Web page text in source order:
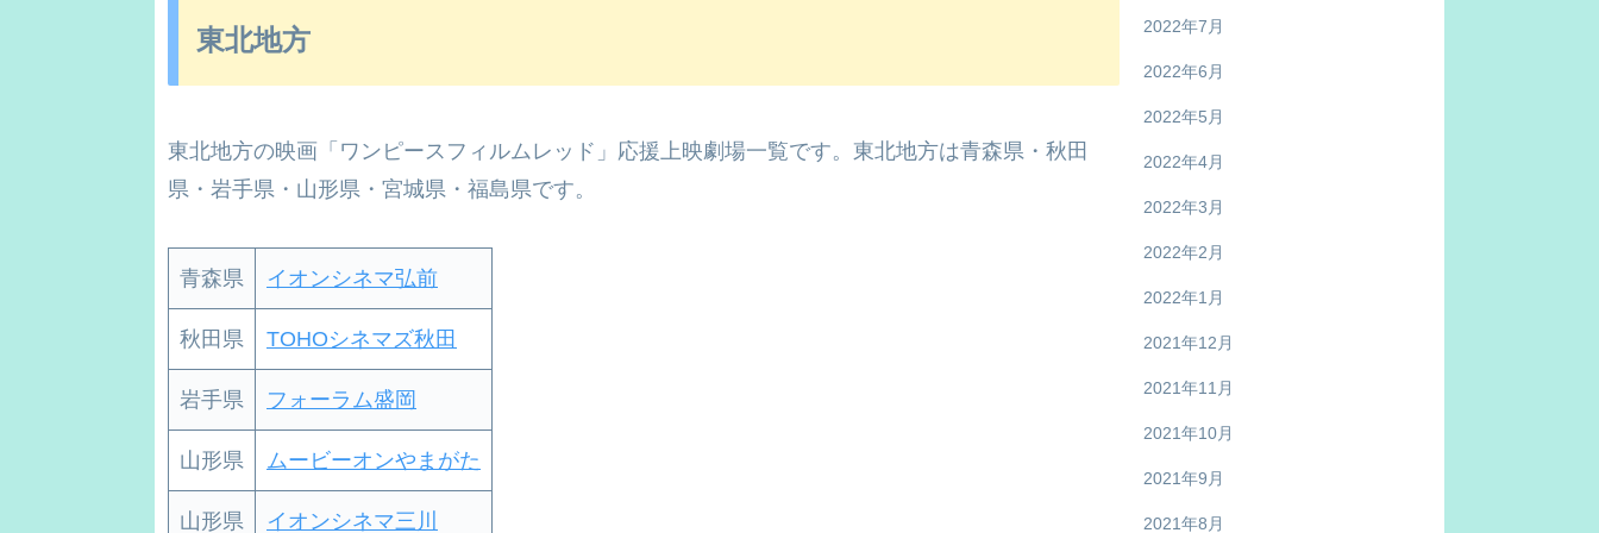
東北地方
東北地方の映画「ワンピースフィルムレッド」応援上映劇場一覧です。東北地方は青森県・秋田
県・岩手県・山形県・宮城県・福島県です。
青森県 イオンシネマ弘前
秋田県 TOHOシネマズ秋田
岩手県 フォーラム盛岡
山形県 ムービーオンやまがた
山形県 イオンシネマ三川
2022年7月
2022年6月
2022年5月
2022年4月
2022年3月
2022年2月
2022年1月
2021年12月
2021年11月
2021年10月
2021年9月
2021年8月